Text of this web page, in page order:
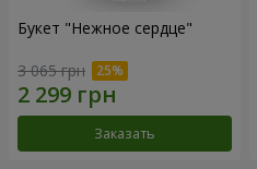
Букет "Нежное сердце"
3 065 грн
Заказать